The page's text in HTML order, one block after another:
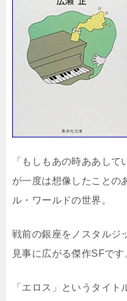
「もしもあの時ああし
が一度は想像したことの
ル・ワールドの世界。
戦前の銀座をノスタルジ
見事に広がる傑作SFです
「エロス」というタイ